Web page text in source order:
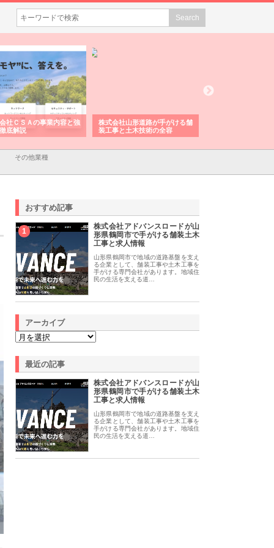
社ＣＳＡの事業内容と強
底解説
株式会社山形道路が手がける舗
装工事と土木技術の全容
その他業種
おすすめ記事
1
株式会社アドバンスロードが山
形県鶴岡市で手がける舗装土木
工事と求人情報
山形県鶴岡市で地域の道路基盤を支え
る企業として、舗装工事や土木工事を
手がける専門会社があります。地域住
民の生活を支える道…
アーカイブ
最近の記事
株式会社アドバンスロードが山
形県鶴岡市で手がける舗装土木
工事と求人情報
山形県鶴岡市で地域の道路基盤を支え
る企業として、舗装工事や土木工事を
手がける専門会社があります。地域住
民の生活を支える道…